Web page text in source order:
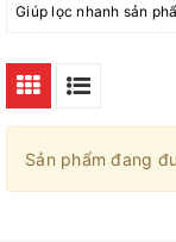
Giúp lọc nhanh sản
Sản phẩm đang